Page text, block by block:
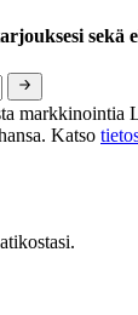
sekä
markkinointia
Katso